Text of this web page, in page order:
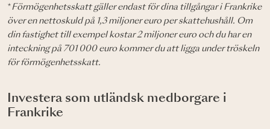
*Förmögenhetsskatt gäller endast för dina tillgångar i Frankrike
över en nettoskuld på 1,3 miljoner euro per skattehushåll. Om
din fastighet till exempel kostar 2 miljoner euro och du har en
inteckning på 701 000 euro kommer du att ligga under tröskeln
för förmögenhetsskatt.
Investera som utländsk medborgare i
Frankrike